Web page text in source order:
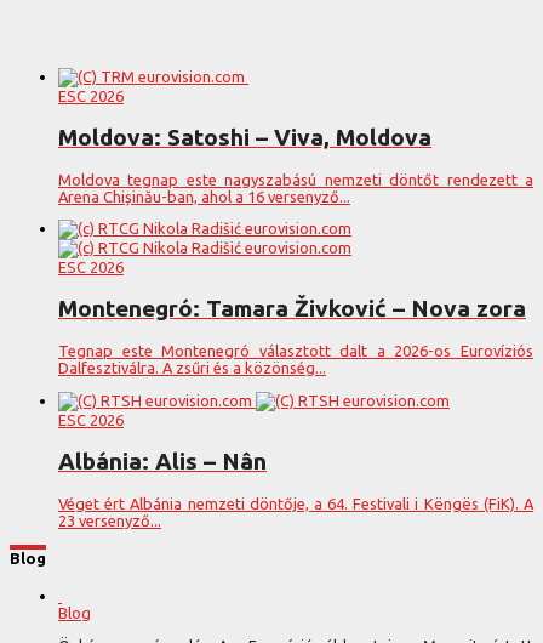
ESC 2026
Moldova: Satoshi – Viva, Moldova
Moldova tegnap este nagyszabású nemzeti döntőt rendezett a
Arena Chișinău-ban, ahol a 16 versenyző...
ESC 2026
Montenegró: Tamara Živković – Nova zora
Tegnap este Montenegró választott dalt a 2026-os Eurovíziós
Dalfesztiválra. A zsűri és a közönség...
ESC 2026
Albánia: Alis – Nân
Véget ért Albánia nemzeti döntője, a 64. Festivali i Këngës (FiK). A
23 versenyző...
Blog
Blog